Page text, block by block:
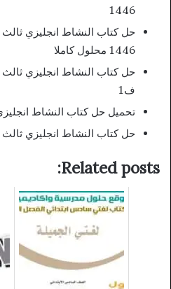
1446
1446 محلول كاملا
حل كتاب النشاط انجليزي ثالث
ف1
تحميل حل كتاب النشاط
حل كتاب النشاط انجليزي ثالث
Related posts: